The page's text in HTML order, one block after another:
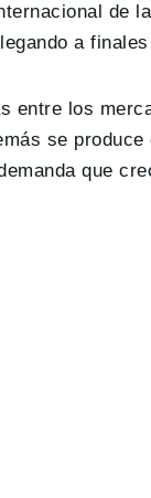
de
a
entre los
se
que